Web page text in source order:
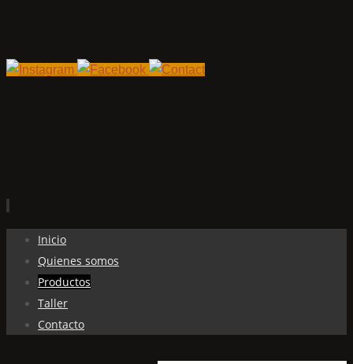
contenido
Inicio
Quienes somos
Productos
Taller
Contacto